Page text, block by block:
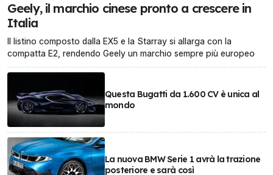
Geely, il marchio cinese pronto a crescere in
Italia
Il listino composto dalla EX5 e la Starray si allarga con la
compatta E2, rendendo Geely un marchio sempre più europeo
Questa Bugatti da 1.600 CV è unica al
mondo
La nuova BMW Serie 1 avrà la trazione
posteriore e sarà così